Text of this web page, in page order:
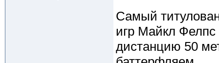
Самый
игр Майкл
дистанцию 50